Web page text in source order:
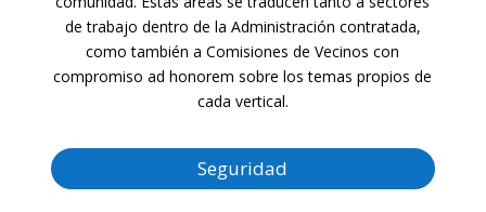
de trabajo dentro de la Administración contratada,
como también a Comisiones de Vecinos con
compromiso ad honorem sobre los temas propios de
cada vertical.
Seguridad